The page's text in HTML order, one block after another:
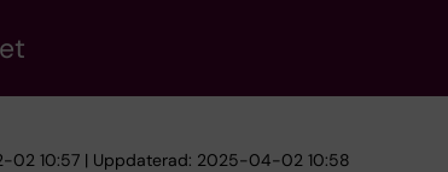
02 10:57 | Uppdaterad: 2025-04-02 10:58